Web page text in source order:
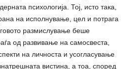
психологија. Тој, исто така,
на исполнување, цел и потрага
размислување беше
од развивање на самосвеста,
на личноста и усогласување
вистина, а тоа, според